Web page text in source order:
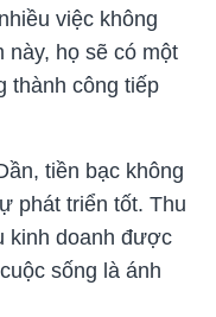
việc không
này, họ sẽ có một
thành công tiếp
tiền bạc không
phát triển tốt. Thu
kinh doanh được
sống là ánh